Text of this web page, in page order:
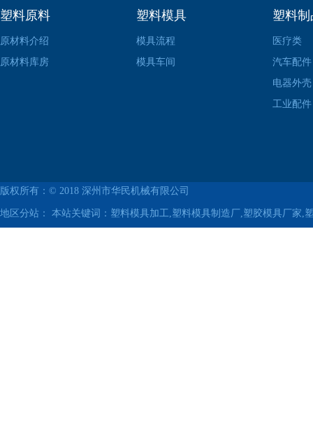
塑料原料
原材料介绍
原材料库房
塑料模具
模具流程
模具车间
塑料制
医疗类
汽车配件
电器外壳
工业配件
版权所有：© 2018 深州市华民机械有限公司
地区分站： 本站关键词：塑料模具加工,塑料模具制造厂,塑胶模具厂家,